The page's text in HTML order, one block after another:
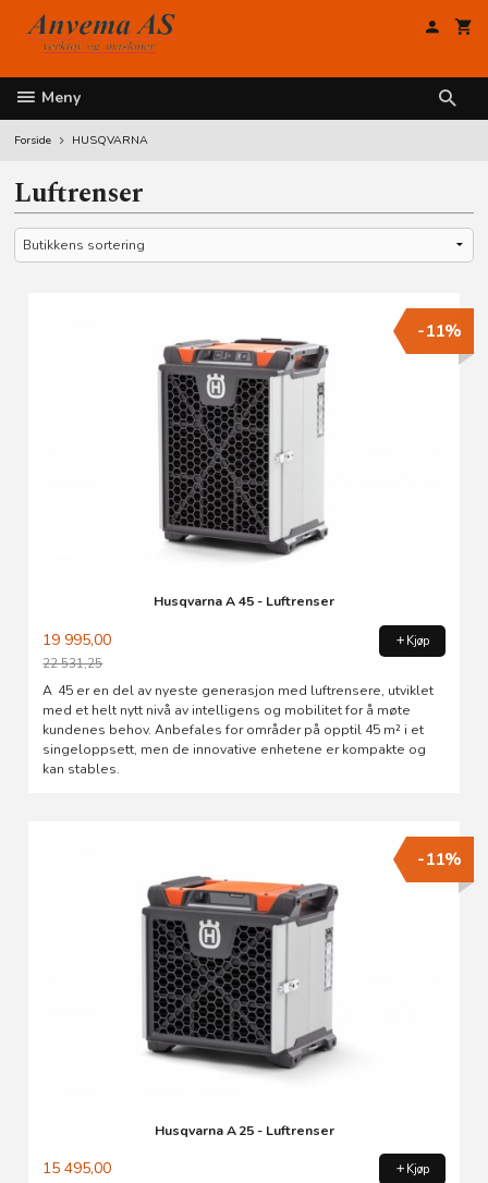
innholdet
Meny
Forside HUSQVARNA
Luftrenser
Husqvarna A 45 - Luftrenser
19 995,00
22 531,25
Rabatt
-11%
Kjøp
A 45 er en del av nyeste generasjon med luftrensere, utviklet
med et helt nytt nivå av intelligens og mobilitet for å møte
kundenes behov. Anbefales for områder på opptil 45 m² i et
singeloppsett, men de innovative enhetene er kompakte og
kan stables.
Husqvarna A 25 - Luftrenser
15 495,00
-11%
Kjøp